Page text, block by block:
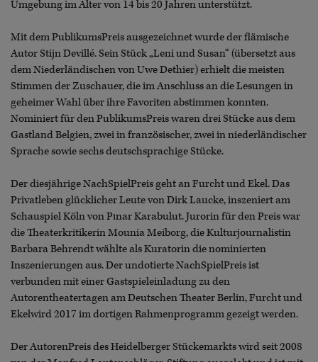
Umgebung im Alter von 14 bis 20 Jahren unterstützt.
Mit dem PublikumsPreis ausgezeichnet wurde der flämische
Autor Stijn Devillé. Sein Stück „Leni und Susan“ (übersetzt aus
dem Niederländischen von Uwe Dethier) erhielt die meisten
Stimmen der Zuschauer, die im Anschluss an die Lesungen in
geheimer Wahl über ihre Favoriten abstimmen konnten.
Nominiert für den PublikumsPreis waren drei Stücke aus dem
Gastland Belgien, zwei in französischer, zwei in niederländischer
Sprache sowie sechs deutschsprachige Stücke.
Der diesjährige NachSpielPreis geht an Furcht und Ekel. Das
Privatleben glücklicher Leute von Dirk Laucke, inszeniert am
Schauspiel Köln von Pınar Karabulut. Jurorin für den Preis war
die Theaterkritikerin Mounia Meiborg, die Kulturjournalistin
Barbara Behrendt wählte als Kuratorin die nominierten
Inszenierungen aus. Der undotierte NachSpielPreis ist
verbunden mit einer Gastspieleinladung zu den
Autorentheatertagen am Deutschen Theater Berlin, Furcht und
Ekelwird 2017 im dortigen Rahmenprogramm gezeigt werden.
Der AutorenPreis des Heidelberger Stückemarkts wird seit 2008